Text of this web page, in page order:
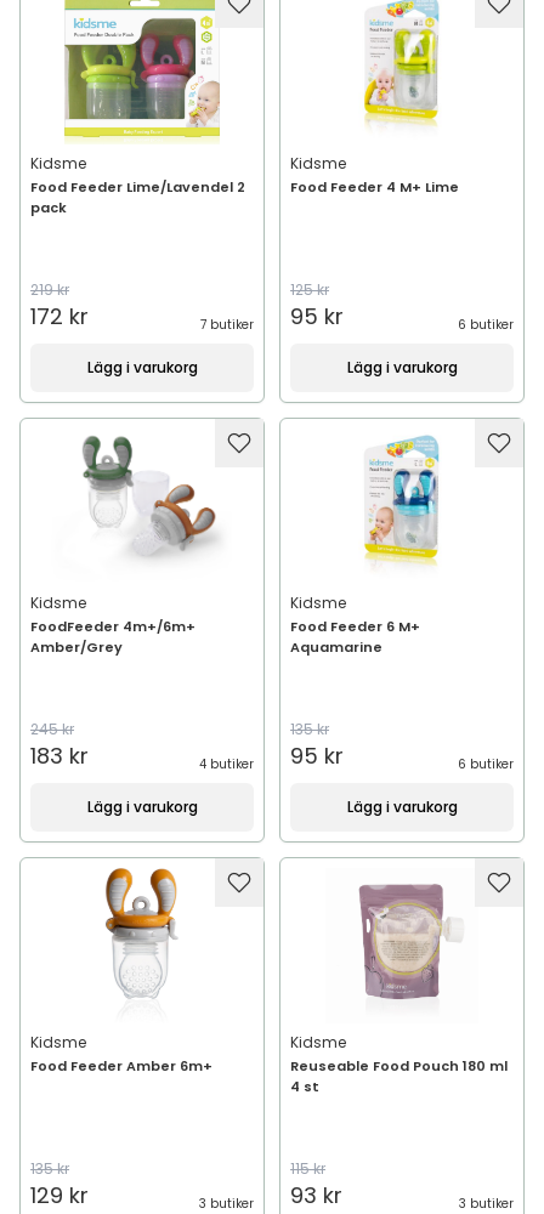
Kidsme
Food Feeder Lime/Lavendel 2
pack
219 kr
172 kr 7 butiker
Lägg i varukorg
Kidsme
Food Feeder 4 M+ Lime
125 kr
95 kr 6 butiker
Lägg i varukorg
Kidsme
FoodFeeder 4m+/6m+
Amber/Grey
245 kr
183 kr 4 butiker
Lägg i varukorg
Kidsme
Food Feeder 6 M+
Aquamarine
135 kr
95 kr 6 butiker
Lägg i varukorg
Kidsme
Food Feeder Amber 6m+
135 kr
129 kr 3 butiker
Kidsme
Reuseable Food Pouch 180 ml
4 st
115 kr
93 kr 3 butiker